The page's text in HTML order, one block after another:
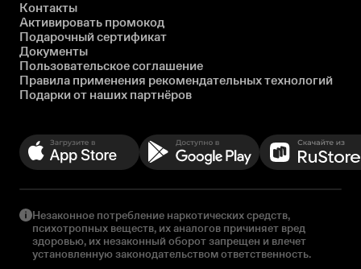
Контакты
Активировать промокод
Подарочный сертификат
Документы
Пользовательское соглашение
Правила применения рекомендательных технологий
Подарки от наших партнёров
Незаконное потребление наркотических средств,
психотропных веществ, их аналогов причиняет вред
здоровью, их незаконный оборот запрещен и влечет
установленную законодательством ответственность.